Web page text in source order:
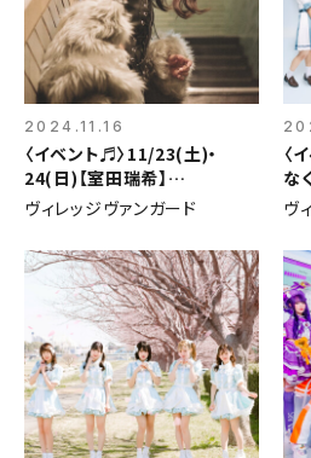
2024.11.16
〈イベント♬〉11/23(土)・
24(日)【室田瑞希】
「hallelujah / サプリ」発売記
ヴィレッジヴァンガード
〈
な
ベ
ヴ